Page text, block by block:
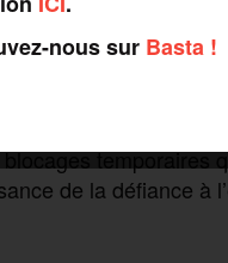
sont retenues.
générale
nombreuses
accrochées à
au collège, là
temporaires
de la défiance à
nous sur Basta !